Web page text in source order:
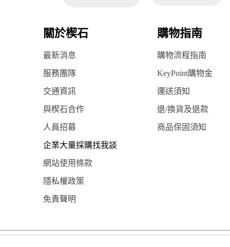
關於楔石 購物指南
最新消息 購物流程指南
服務團隊 KeyPoint購物金
交通資訊 運送須知
與楔石合作 退/換貨及退款
人員招募 商品保固須知
企業大量採購找我談
網站使用條款
隱私權政策
免責聲明